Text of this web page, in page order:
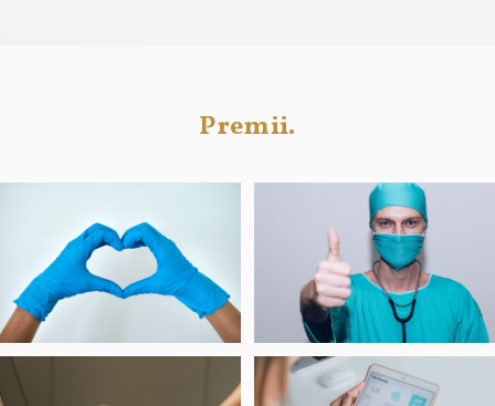
Premii.